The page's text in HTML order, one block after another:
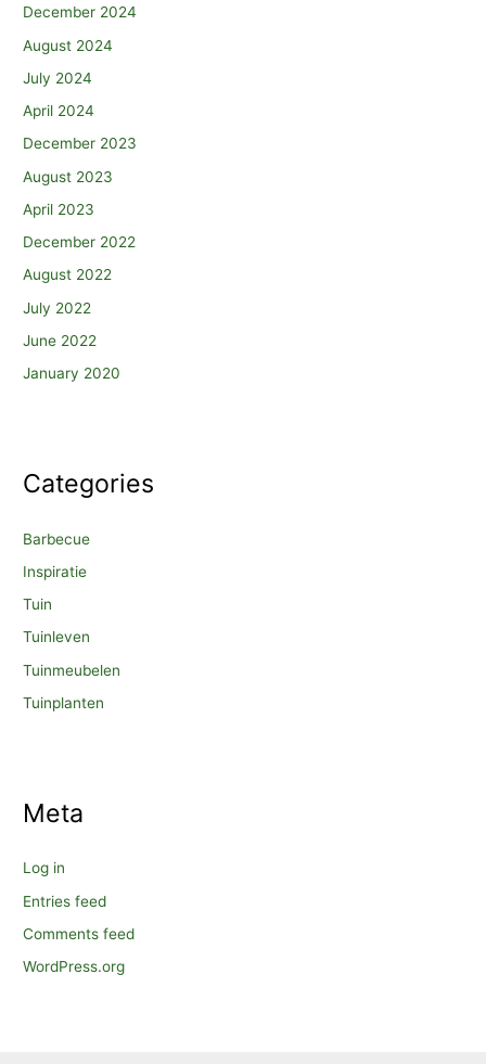
December 2024
August 2024
July 2024
April 2024
December 2023
August 2023
April 2023
December 2022
August 2022
July 2022
June 2022
January 2020
Categories
Barbecue
Inspiratie
Tuin
Tuinleven
Tuinmeubelen
Tuinplanten
Meta
Log in
Entries feed
Comments feed
WordPress.org